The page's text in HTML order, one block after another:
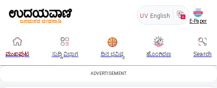
UV English
E-Paper
ಮುಖಪುಟ ಸುದ್ದಿ ವಿಭಾಗ ದಿನ ಭವಿಷ್ಯ ಹೊಂಗಿರಣ Search
ADVERTISEMENT